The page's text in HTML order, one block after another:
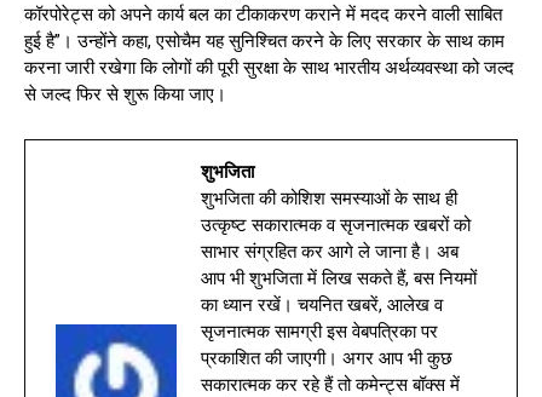
कॉरपोरेट्स को अपने कार्य बल का टीकाकरण कराने में मदद करने वाली साबित
हुई है”। उन्होंने कहा, एसोचैम यह सुनिश्चित करने के लिए सरकार के साथ काम
करना जारी रखेगा कि लोगों की पूरी सुरक्षा के साथ भारतीय अर्थव्यवस्था को जल्द
से जल्द फिर से शुरू किया जाए।
शुभजिता
शुभजिता की कोशिश समस्याओं के साथ ही
उत्कृष्ट सकारात्मक व सृजनात्मक खबरों को
साभार संग्रहित कर आगे ले जाना है। अब
आप भी शुभजिता में लिख सकते हैं, बस नियमों
का ध्यान रखें। चयनित खबरें, आलेख व
सृजनात्मक सामग्री इस वेबपत्रिका पर
प्रकाशित की जाएगी। अगर आप भी कुछ
सकारात्मक कर रहे हैं तो कमेन्ट्स बॉक्स में